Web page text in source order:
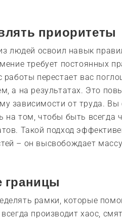
приоритеты
людей освоил навык
требует постоянных
работы перестает вас
а на результатах. Это
зависимости от труда.
на том, чтобы быть всегда
Такой подход
– он высвобождает
границы
рамки, которые
производит хаос,